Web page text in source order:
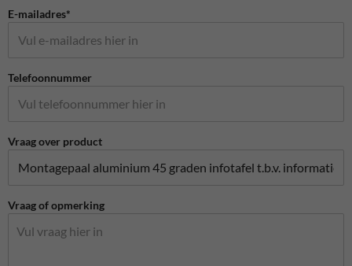
E-mailadres*
Telefoonnummer
Vraag over product
Vraag of opmerking